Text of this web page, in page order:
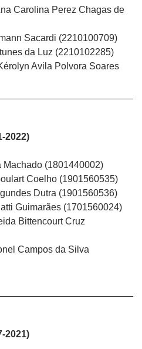
Carolina Perez Chagas de
Sacardi (2210100709)
da Luz (2210102285)
Avila Polvora Soares
2022)
Machado (1801440002)
Coelho (1901560535)
Dutra (1901560536)
Guimarães (1701560024)
Bittencourt Cruz
Campos da Silva
2021)